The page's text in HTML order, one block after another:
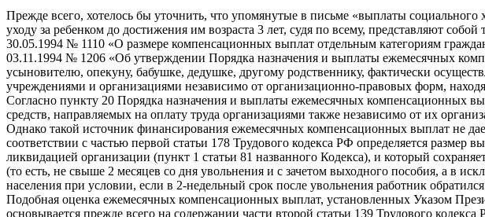
Прежде всего, хотелось бы уточнить, что упомянутые в письме «выплаты
уходу за ребенком до достижения им возраста 3 лет, судя по всему, представляют
30.05.1994 № 1110 «О размере компенсационных выплат отдельным категориям
03.11.1994 № 1206 «Об утверждении Порядка назначения и выплаты ежемесячных
усыновителю, опекуну, бабушке, дедушке, другому родственнику, фактически
учреждениями и организациями независимо от организационно-правовых форм,
Согласно пункту 20 Порядка назначения и выплаты ежемесячных компенсационных
средств, направляемых на оплату труда организациями также независимо от их
Однако такой источник финансирования ежемесячных компенсационных выплат не
соответствии с частью первой статьи 178 Трудового кодекса РФ определяется
ликвидацией организации (пункт 1 статьи 81 названного Кодекса), и который
(то есть, не свыше 2 месяцев со дня увольнения и с зачетом выходного пособия, а в
населения при условии, если в 2-недельный срок после увольнения работник
Подобная оценка ежемесячных компенсационных выплат, установленных Указом
основывается прежде всего на содержании части второй статьи 139 Трудового